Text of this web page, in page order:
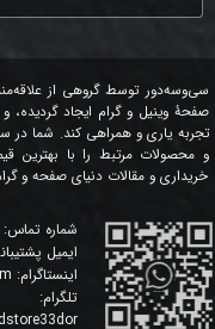
شماره تماس:
ایمیل
اینستاگرام:
تلگرام:
سی‌وسه‌دور توسط گروهی از
صفحۀ وینیل و گرام ایجاد
تجربه یاری و همراهی کند. شما
و محصولات مرتبط را با بهترین
خریداری و مقالات دنیای صفحه و